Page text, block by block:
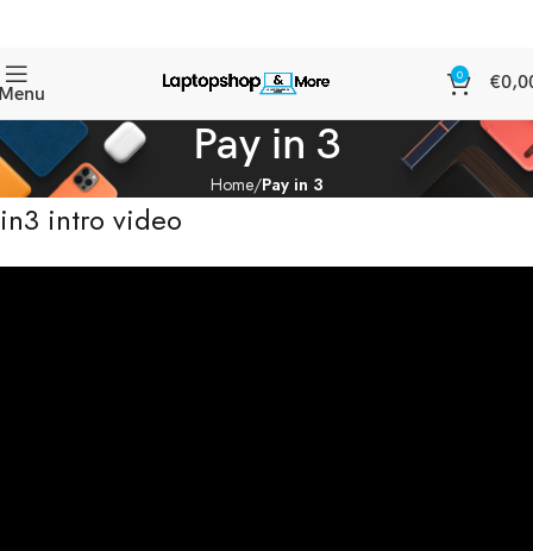
0 €
Pay in 3
Home Pay in 3
in3 intro video